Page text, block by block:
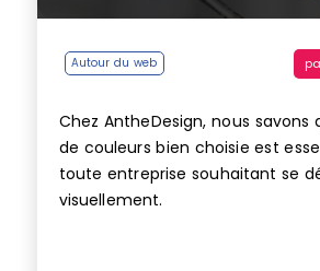
Autour du web
Chez AntheDesign, nous
de couleurs bien choisie est
toute entreprise souhaitant se
visuellement.